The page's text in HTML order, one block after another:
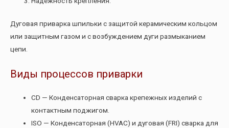
Дуговая приварка шпильки с защитой керамическим кольцом
или защитным газом и с возбуждением дуги размыканием
цепи.
Виды процессов приварки
CD — Конденсаторная сварка крепежных изделий с
контактным поджигом.
ISO — Конденсаторная (HVAC) и дуговая (FRI) сварка для